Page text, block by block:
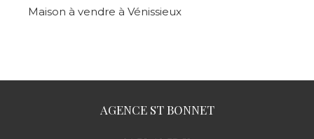
Maison à vendre à Vénissieux
AGENCE ST BONNET